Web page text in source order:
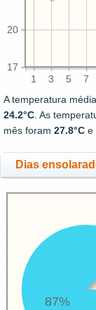
1 3 5 7
17
20
A temperatura
24.2°C. As
mês foram 27.8°C e
Dias
87%